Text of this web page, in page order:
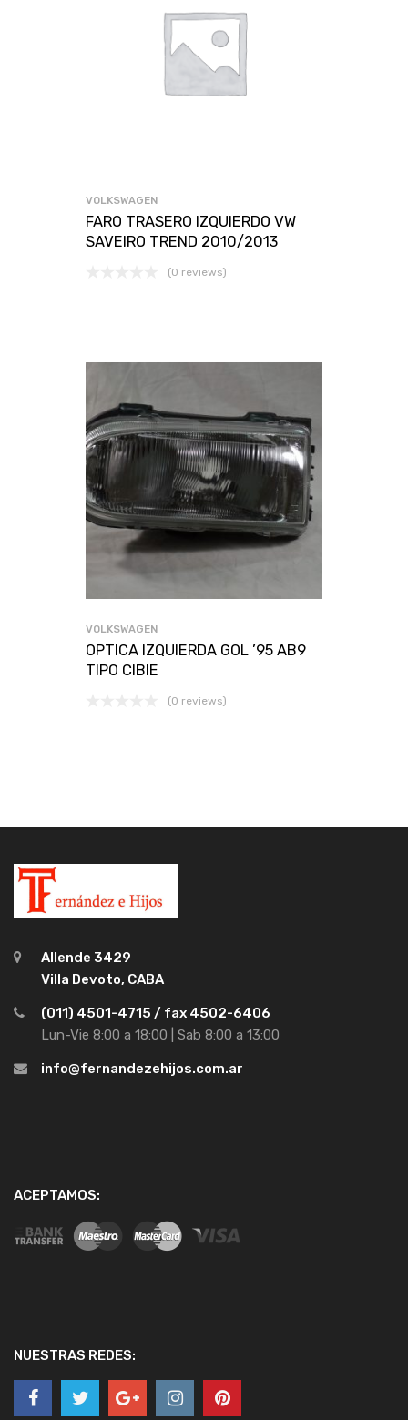
VOLKSWAGEN
FARO TRASERO IZQUIERDO VW
SAVEIRO TREND 2010/2013
(0 reviews)
VOLKSWAGEN
OPTICA IZQUIERDA GOL ’95 AB9
TIPO CIBIE
(0 reviews)
Allende 3429
Villa Devoto, CABA
(011) 4501-4715 / fax 4502-6406
Lun-Vie 8:00 a 18:00 | Sab 8:00 a 13:00
info@fernandezehijos.com.ar
ACEPTAMOS:
NUESTRAS REDES: